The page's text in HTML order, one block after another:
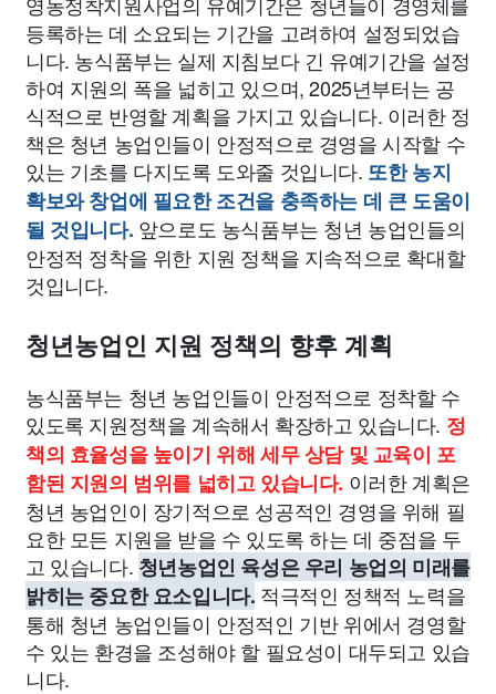
등록하는 데 소요되는 기간을 고려하여 설정되었습
니다. 농식품부는 실제 지침보다 긴 유예기간을 설정
하여 지원의 폭을 넓히고 있으며, 2025년부터는 공
식적으로 반영할 계획을 가지고 있습니다. 이러한 정
책은 청년 농업인들이 안정적으로 경영을 시작할 수
있는 기초를 다지도록 도와줄 것입니다. 또한 농지
확보와 창업에 필요한 조건을 충족하는 데 큰 도움이
될 것입니다. 앞으로도 농식품부는 청년 농업인들의
안정적 정착을 위한 지원 정책을 지속적으로 확대할
것입니다.
청년농업인 지원 정책의 향후 계획
농식품부는 청년 농업인들이 안정적으로 정착할 수
있도록 지원정책을 계속해서 확장하고 있습니다. 정
책의 효율성을 높이기 위해 세무 상담 및 교육이 포
함된 지원의 범위를 넓히고 있습니다. 이러한 계획은
청년 농업인이 장기적으로 성공적인 경영을 위해 필
요한 모든 지원을 받을 수 있도록 하는 데 중점을 두
고 있습니다. 청년농업인 육성은 우리 농업의 미래를
밝히는 중요한 요소입니다. 적극적인 정책적 노력을
통해 청년 농업인들이 안정적인 기반 위에서 경영할
수 있는 환경을 조성해야 할 필요성이 대두되고 있습
니다.